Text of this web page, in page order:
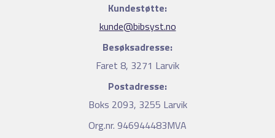
Kundestøtte:
kunde@bibsyst.no
Besøksadresse:
Faret 8, 3271 Larvik
Postadresse:
Boks 2093, 3255 Larvik
Org.nr. 946944483MVA